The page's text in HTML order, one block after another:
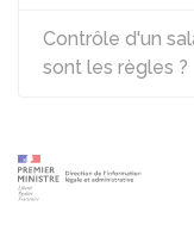
Contrôle d'un
sont les règles ?